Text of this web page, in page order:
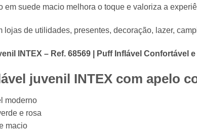
em suede macio melhora o toque e valoriza a
lojas de utilidades, presentes, decoração, lazer,
INTEX – Ref. 68569 | Puff Inflável Confortável
juvenil INTEX com apelo
moderno
e rosa
macio